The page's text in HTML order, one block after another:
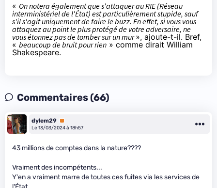
« On notera également que s'attaquer au RIE (Réseau
interministériel de l'État) est particulièrement stupide, sauf
s'il s'agit uniquement de faire le buzz. En effet, si vous vous
attaquez au point le plus protégé de votre adversaire, ne
vous étonnez pas de tomber sur un mur», ajoute-t-il. Bref,
« beaucoup de bruit pour rien » comme dirait William
Shakespeare.
Commentaires (66)
dylem29 Premium
Le 13/03/2024 à 18h57
43 millions de comptes dans la nature????
Vraiment des incompétents...
Y'en a vraiment marre de toutes ces fuites via les services de